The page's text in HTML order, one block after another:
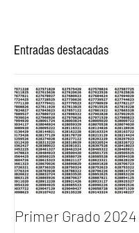
Entradas destacadas
Primer Grado